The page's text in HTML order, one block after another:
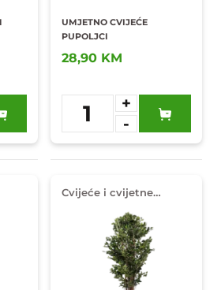
UMJETNO CVIJEĆE
PUPOLJCI
28,90 KM
1
+
-
Dodaj u
omiljene
Cvijeće i cvijetne